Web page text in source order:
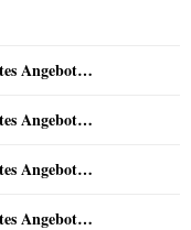
Angebot…
Angebot…
Angebot…
Angebot…